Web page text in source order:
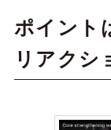
ポイント
リアクシ